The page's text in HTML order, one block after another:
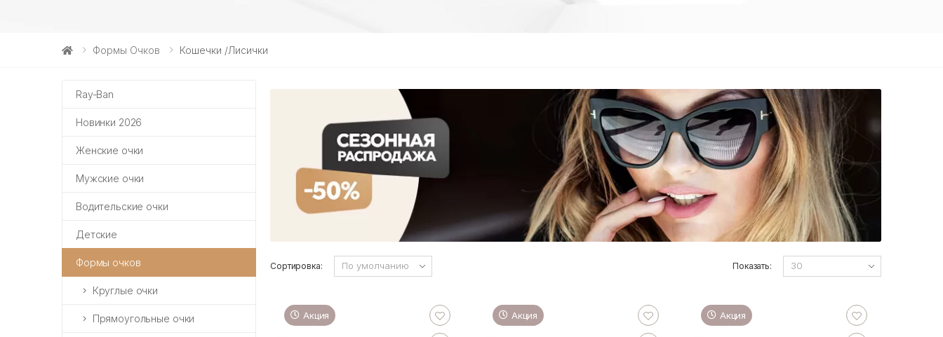
Формы Очков Кошечки /Лисички
Ray-Ban
Новинки 2026
Женские очки
Мужские очки
Водительские очки
Детские
Формы очков
Круглые очки
Прямоугольные очки
Сортировка: Показать:
Акция Акция Акция